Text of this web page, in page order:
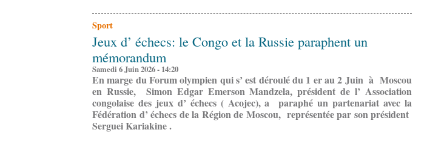
Sport
Jeux d’ échecs: le Congo et la Russie paraphent un
mémorandum
Samedi 6 Juin 2026 - 14:20
En marge du Forum olympien qui s’ est déroulé du 1 er au 2 Juin à Moscou
en Russie, Simon Edgar Emerson Mandzela, président de l’ Association
congolaise des jeux d’ échecs ( Acojec), a paraphé un partenariat avec la
Fédération d’ échecs de la Région de Moscou, représentée par son président
Serguei Kariakine .